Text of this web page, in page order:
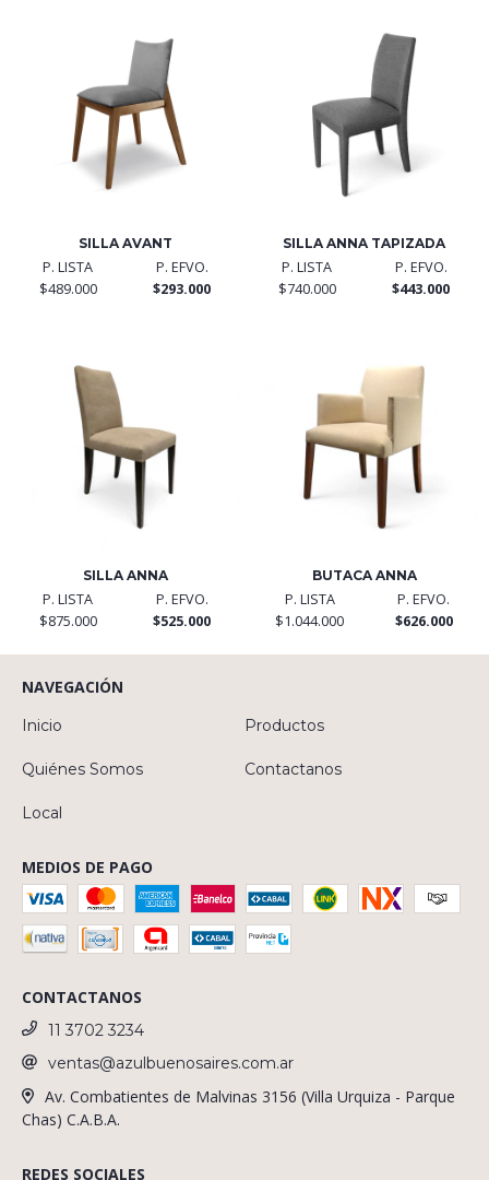
SILLA AVANT
P. LISTA
$489.000
P. EFVO.
$293.000
SILLA ANNA TAPIZADA
P. LISTA
$740.000
P. EFVO.
$443.000
SILLA ANNA
P. LISTA
$875.000
P. EFVO.
$525.000
BUTACA ANNA
P. LISTA
$1.044.000
P. EFVO.
$626.000
NAVEGACIÓN
Inicio Productos
Quiénes Somos Contactanos
Local
MEDIOS DE PAGO
CONTACTANOS
11 3702 3234
ventas@azulbuenosaires.com.ar
Av. Combatientes de Malvinas 3156 (Villa Urquiza - Parque
Chas) C.A.B.A.
REDES SOCIALES